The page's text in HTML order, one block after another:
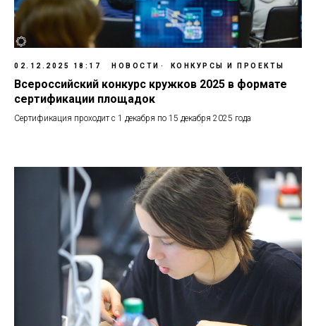
02.12.2025 18:17 НОВОСТИ КОНКУРСЫ И ПРОЕКТЫ
Всероссийский конкурс кружков 2025 в формате
сертификации площадок
Сертификация проходит с 1 декабря по 15 декабря 2025 года